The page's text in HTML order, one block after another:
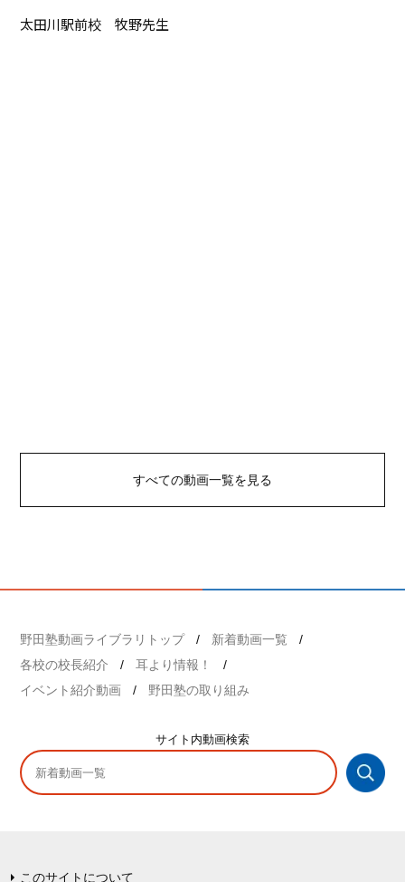
すべての動画一覧を見る
野田塾動画ライブラリトップ
新着動画一覧
各校の校長紹介
耳より情報！
イベント紹介動画
野田塾の取り組み
サイト内動画検索
このサイトについて